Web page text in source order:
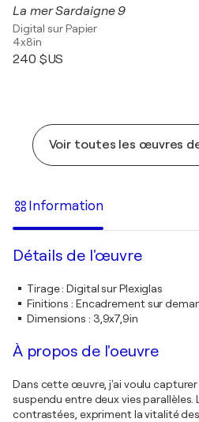
La mer Sardaigne 9
Digital sur Papier
4x8in
240 $US
Voir toutes les œuvres
Information
Détails de l'œuvre
Tirage:Digital sur Plexiglas
Finitions : Encadrement sur
Dimensions : 3,9x7,9in
À propos de l'oeuvre
Dans cette œuvre, j'ai voulu
suspendu entre deux vies parallèles.
contrastées, expriment la vitalité